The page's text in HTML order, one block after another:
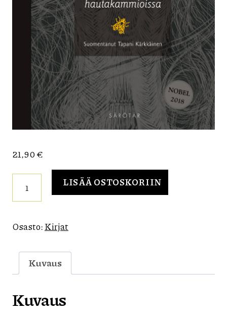
21,90€
Olga
Tokarczuk:
Anna
maailman
hautakammioissa
LISÄÄ OSTOSKORIIN
Osasto:Kirjat
Kuvaus
Kuvaus